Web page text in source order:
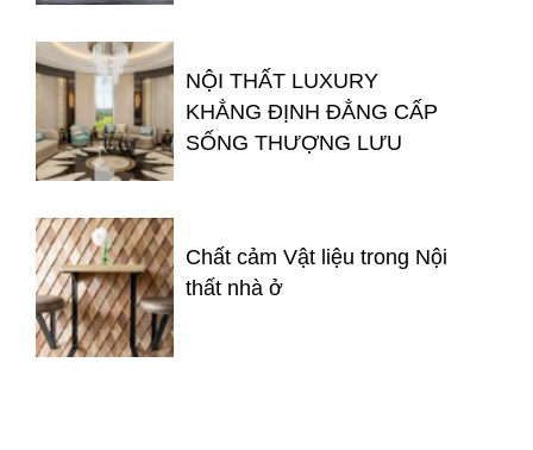
NỘI THẤT LUXURY
KHẲNG ĐỊNH ĐẲNG CẤP
SỐNG THƯỢNG LƯU
Chất cảm Vật liệu trong Nội
thất nhà ở